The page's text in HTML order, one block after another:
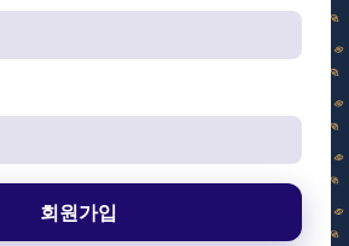
회원가입